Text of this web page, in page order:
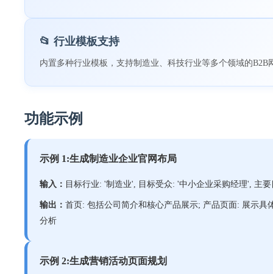
📂 行业模板支持
内置多种行业模板，支持制造业、科技行业等多个领域的B2B
功能示例
示例 1:生成制造业企业官网布局
输入： 目标行业: '制造业', 目标受众: '中小企业采购经理', 主
输出： 首页: 包括公司简介和核心产品展示; 产品页面: 展示
分析
示例 2:生成营销活动页面规划